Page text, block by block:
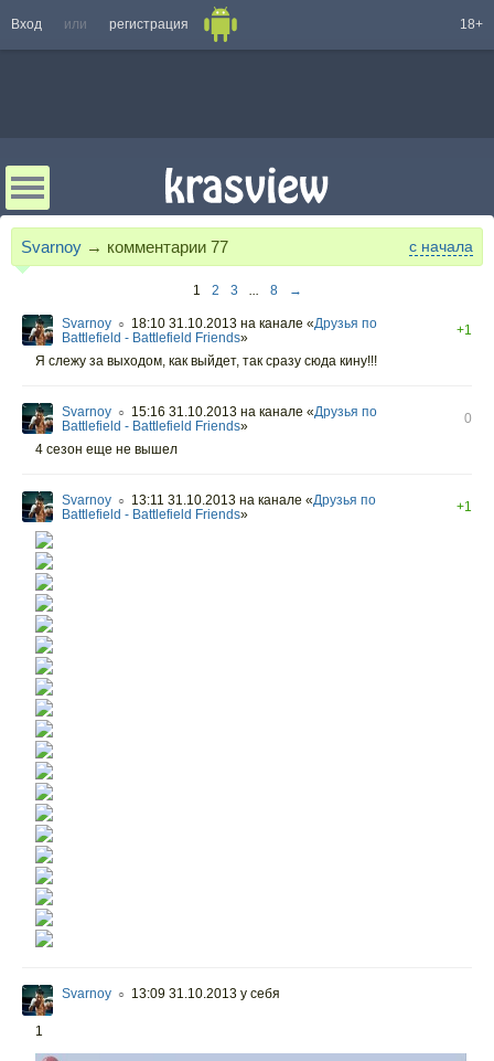
Вход или регистрация 18+
Svarnoy → комментарии 77 с начала
1 2 3 ... 8 →
Svarnoy ○ 18:10 31.10.2013 на канале «Друзья по
Battlefield - Battlefield Friends»
+1
Я слежу за выходом, как выйдет, так сразу сюда кину!!!
Svarnoy ○ 15:16 31.10.2013 на канале «Друзья по
Battlefield - Battlefield Friends»
0
4 сезон еще не вышел
Svarnoy ○ 13:11 31.10.2013 на канале «Друзья по
Battlefield - Battlefield Friends» +1
Svarnoy ○ 13:09 31.10.2013 у себя
1